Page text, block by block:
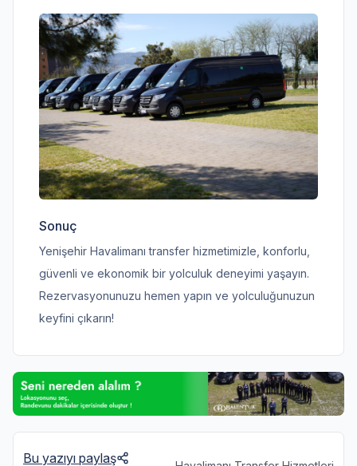
Sonuç
Yenişehir Havalimanı transfer hizmetimizle, konforlu,
güvenli ve ekonomik bir yolculuk deneyimi yaşayın.
Rezervasyonunuzu hemen yapın ve yolculuğunuzun
keyfini çıkarın!
Bu yazıyı paylaş